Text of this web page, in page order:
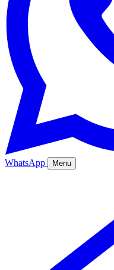
WhatsApp Menu
Kurumsal